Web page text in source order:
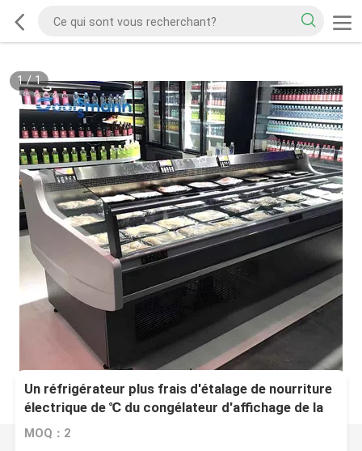
1/1
Un réfrigérateur plus frais d'étalage de nourriture
électrique de ℃ du congélateur d'affichage de la
viande 280L 0 - 5
MOQ：2